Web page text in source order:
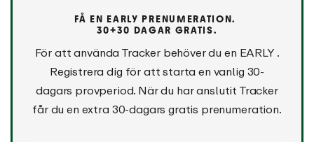
FÅ EN EARLY PRENUMERATION.
30+30 DAGAR GRATIS.
För att använda Tracker behöver du en EARLY .
Registrera dig för att starta en vanlig 30-
dagars provperiod. När du har anslutit Tracker
får du en extra 30-dagars gratis prenumeration.